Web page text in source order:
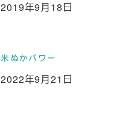
投稿日
2019年9月18日
米ぬかパワー
投稿日
2022年9月21日